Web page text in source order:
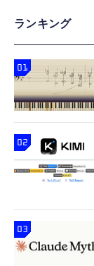
ランキング